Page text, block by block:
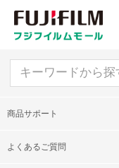
ログイン
商品サポート
よくあるご質問